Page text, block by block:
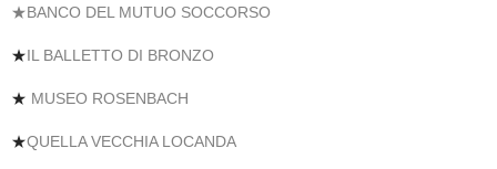
★BANCO DEL MUTUO SOCCORSO
★IL BALLETTO DI BRONZO
★ MUSEO ROSENBACH
★QUELLA VECCHIA LOCANDA